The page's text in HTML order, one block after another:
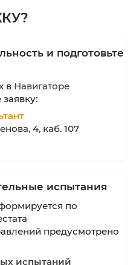
в ККУ?
и
в Навигаторе
заявку:
4, каб. 107